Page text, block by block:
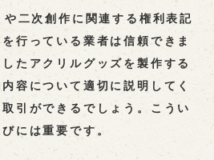
二次創作に関連する権利表記
行っている業者は信頼できま
たアクリルグッズを製作する
容について適切に説明してく
引ができるでしょう。こうい
には重要です。